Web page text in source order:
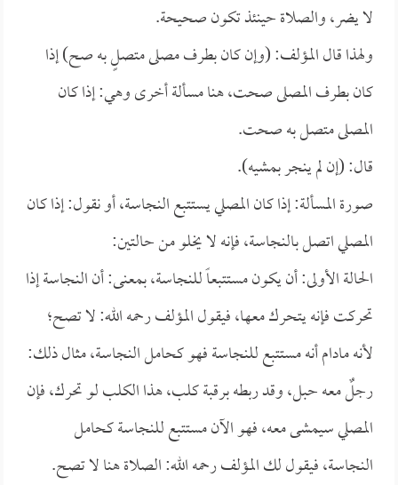
لا يضر، والصلاة حينئذ تكون صحيحة.
ولهذا قال المؤلف: (وإن كان بطرف مصلى متصلٍ به صح) إذا
كان بطرف المصلى صحت، هنا مسألة أخرى وهي: إذا كان
المصلى متصل به صحت.
قال: (إن لم ينجر بمشيه).
صورة المسألة: إذا كان المصلي يستتبع النجاسة، أو نقول: إذا كان
المصلي اتصل بالنجاسة، فإنه لا يخلو من حالتين:
الحالة الأولى: أن يكون مستتبعاً للنجاسة، بمعنى: أن النجاسة إذا
تحركت فإنه يتحرك معها، فيقول المؤلف رحمه الله: لا تصح؛
لأنه مادام أنه مستتبع للنجاسة فهو كحامل النجاسة، مثال ذلك:
رجلٌ معه حبل، وقد ربطه برقبة كلب، هذا الكلب لو تحرك، فإن
المصلي سيمشى معه، فهو الآن مستتبع للنجاسة كحامل
النجاسة، فيقول لك المؤلف رحمه الله: الصلاة هنا لا تصح.